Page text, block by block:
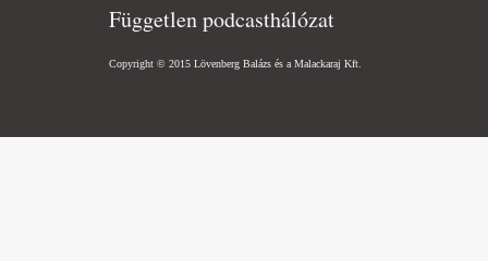
Független podcasthálózat
Copyright © 2015 Lövenberg Balázs és a Malackaraj Kft.